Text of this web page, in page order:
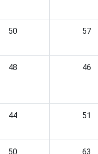
50 57
48 46
44 51
50 63